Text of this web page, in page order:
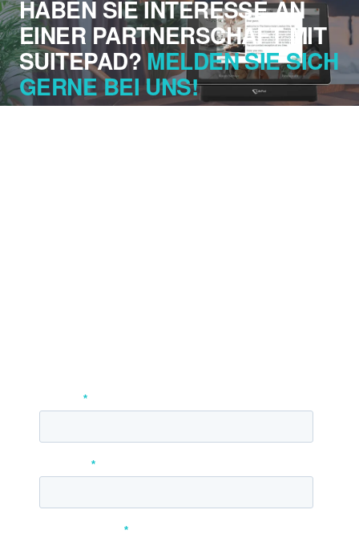
HABEN SIE INTERESSE AN
EINER PARTNERSCHAFT MIT
SUITEPAD?MELDEN SIE SICH
GERNE BEI UNS!